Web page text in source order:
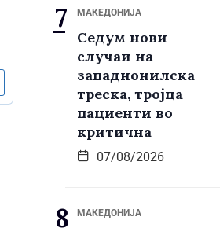
МАКЕДОНИЈА
Седум нови
случаи на
западнонилска
треска, тројца
пациенти во
критична
07/08/2026
МАКЕДОНИЈА